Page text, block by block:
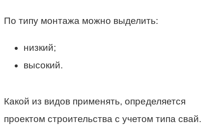
По типу монтажа можно выделить:
низкий;
высокий.
Какой из видов применять, определяется
проектом строительства с учетом типа свай.